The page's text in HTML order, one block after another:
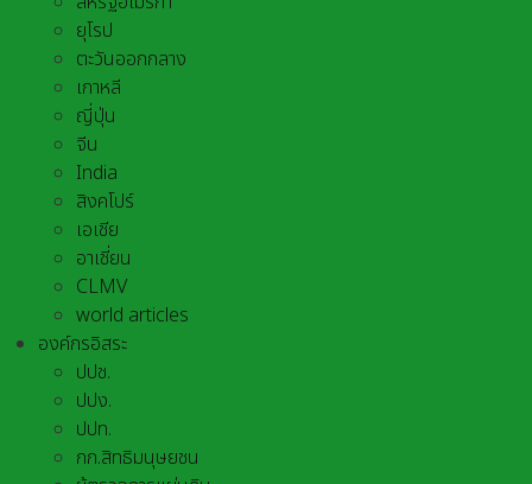
ยุโรป
ตะวันออกกลาง
เกาหลี
ญี่ปุ่น
จีน
India
สิงคโปร์
เอเชีย
อาเชี่ยน
CLMV
world articles
องค์กรอิสระ
ปปช.
ปปง.
ปปท.
กก.สิทธิมนุษยชน